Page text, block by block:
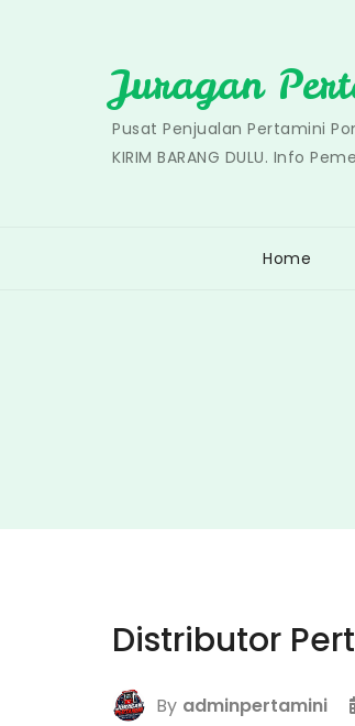
Juragan
Pusat Penjualan Pertamini
KIRIM BARANG DULU. Info
Home
Distributor
By adminpertamini